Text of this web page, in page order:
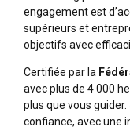
engagement est
supérieurs et
objectifs avec
Certifiée par la
avec plus de 4 000
plus que vous
confiance, avec une